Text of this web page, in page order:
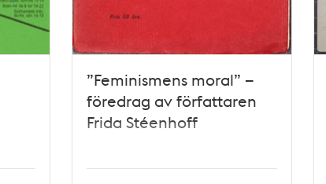
”Feminismens moral” –
föredrag av författaren
Frida Stéenhoff